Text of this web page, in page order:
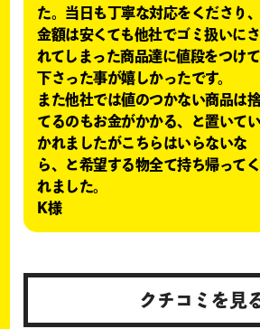
た。当日も丁寧な対応をくださり、
金額は安くても他社でゴミ扱いにさ
れてしまった商品達に値段をつけて
下さった事が嬉しかったです。
また他社では値のつかない商品は
てるのもお金がかかる、と置いて
かれましたがこちらはいらないな
ら、と希望する物全て持ち帰ってく
れました。
K様
クチコミを見